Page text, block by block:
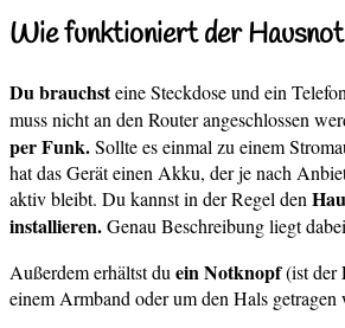
Wie funktioniert der
Du brauchsteine Steckdose und ein
muss nicht an den Router angeschlossen
per Funk.Sollte es einmal zu einem
hat das Gerät einen Akku, der je nach
aktiv bleibt. Du kannst in der Regel den
installieren.Genau Beschreibung liegt
Außerdem erhältst du ein Notknopf(ist der
einem Armband oder um den Hals getragen